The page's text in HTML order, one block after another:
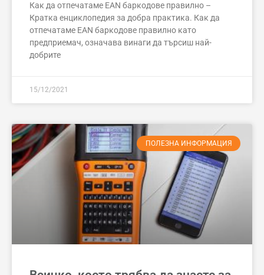
Как да отпечатаме EAN баркодове правилно –
Кратка енциклопедия за добра практика. Как да
отпечатаме EAN баркодове правилно като
предприемач, означава винаги да търсиш най-
добрите
15/12/2021
ПОЛЕЗНА ИНФОРМАЦИЯ